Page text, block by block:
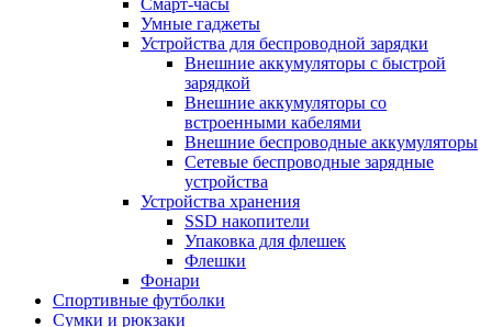
Смарт-часы
Умные гаджеты
Устройства для беспроводной зарядки
Внешние аккумуляторы с быстрой
зарядкой
Внешние аккумуляторы со
встроенными кабелями
Внешние беспроводные аккумуляторы
Сетевые беспроводные зарядные
устройства
Устройства хранения
SSD накопители
Упаковка для флешек
Флешки
Фонари
Спортивные футболки
Сумки и рюкзаки